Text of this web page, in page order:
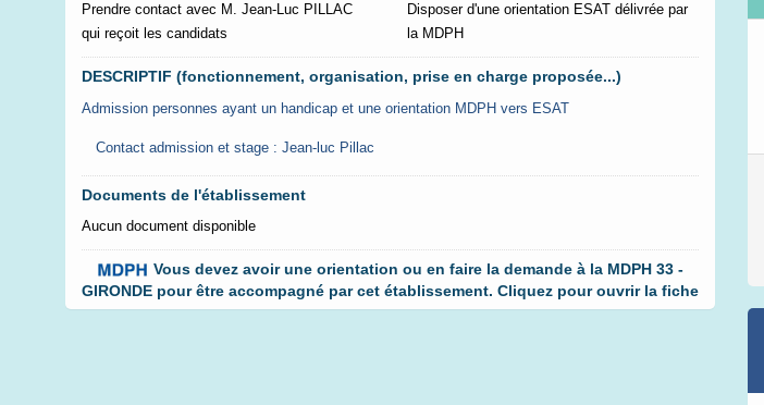
Prendre contact avec M. Jean-Luc PILLAC
qui reçoit les candidats
Disposer d'une orientation ESAT délivrée par
la MDPH
DESCRIPTIF (fonctionnement, organisation, prise en charge proposée...)
Admission personnes ayant un handicap et une orientation MDPH vers ESAT
Contact admission et stage : Jean-luc Pillac
Documents de l'établissement
Aucun document disponible
Vous devez avoir une orientation ou en faire la demande à la MDPH 33 -
GIRONDE pour être accompagné par cet établissement. Cliquez pour ouvrir la fiche